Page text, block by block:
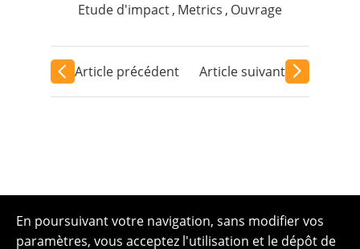
Etude d'impact, Metrics , Ouvrage
Article précédent Article suivant
En poursuivant votre navigation, sans modifier vos
paramètres, vous acceptez l'utilisation et le dépôt de